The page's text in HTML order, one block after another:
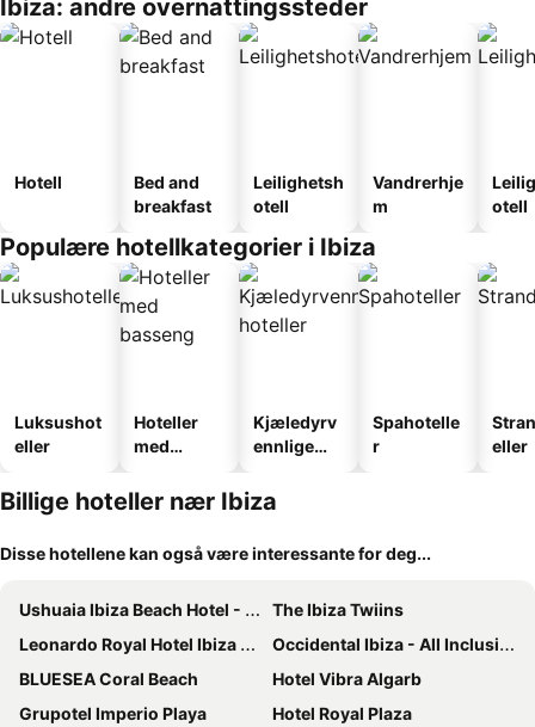
Ibiza: andre overnattingssteder
Hotell
Bed and
breakfast
Leilighetsh
otell
Vandrerhje
m
otell
Populære hotellkategorier i Ibiza
Luksushot
eller
Hoteller
med
Kjæledyrv
ennlige
Spahotelle
r
eller
Billige hoteller nær Ibiza
Disse hotellene kan også være interessante for deg...
Ushuaia Ibiza Beach Hotel - Adults Only
The Ibiza Twiins
Leonardo Royal Hotel Ibiza Santa Eulalia
Occidental Ibiza - All Inclusive
BLUESEA Coral Beach
Hotel Vibra Algarb
Grupotel Imperio Playa
Hotel Royal Plaza